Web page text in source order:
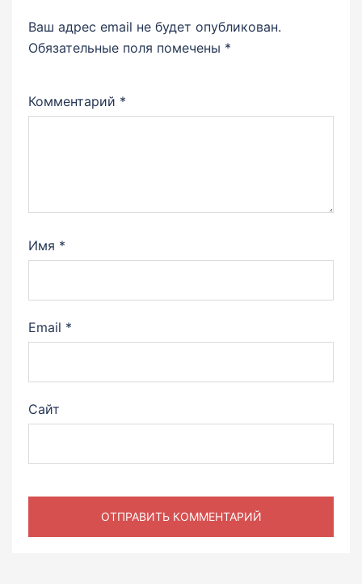
Ваш адрес email не будет опубликован.
Обязательные поля помечены *
Комментарий *
Имя *
Email *
Сайт